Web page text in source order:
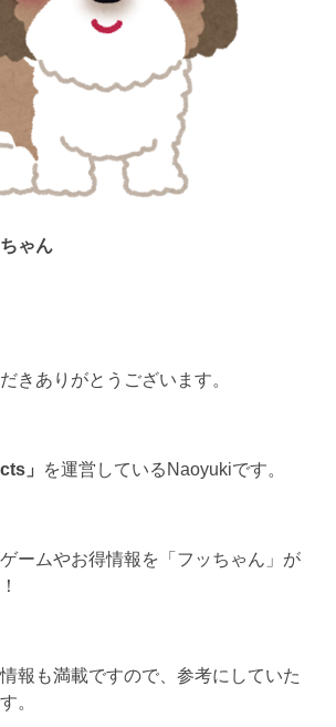
ゃん
きありがとうございます。
」 を運営しているNaoyukiです。
ームやお得情報を「フッちゃん」が
報も満載ですので、参考にしていた
。